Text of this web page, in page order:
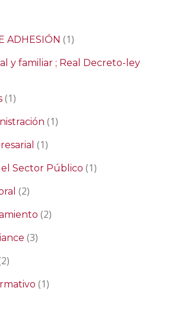
ADHESIÓN (1)
y familiar ; Real Decreto-ley
(1)
(1)
(1)
Sector Público (1)
(2)
(2)
(3)
(1)